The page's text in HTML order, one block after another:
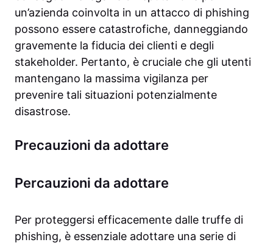
un’azienda coinvolta in un attacco di phishing
possono essere catastrofiche, danneggiando
gravemente la fiducia dei clienti e degli
stakeholder. Pertanto, è cruciale che gli utenti
mantengano la massima vigilanza per
prevenire tali situazioni potenzialmente
disastrose.
Precauzioni da adottare
Percauzioni da adottare
Per proteggersi efficacemente dalle truffe di
phishing, è essenziale adottare una serie di